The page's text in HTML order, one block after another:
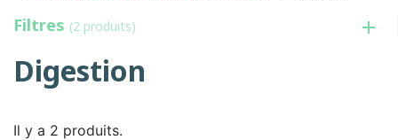
Filtres (2 produits)
Digestion
Il y a 2 produits.